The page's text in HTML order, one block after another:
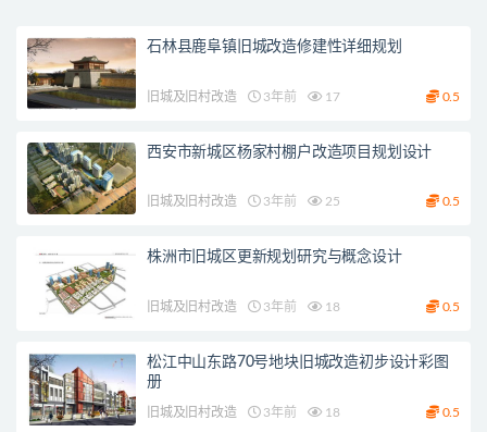
石林县鹿阜镇旧城改造修建性详细规划
旧城及旧村改造 3年前 17 0.5
西安市新城区杨家村棚户改造项目规划设计
旧城及旧村改造 3年前 25 0.5
株洲市旧城区更新规划研究与概念设计
旧城及旧村改造 3年前 18 0.5
松江中山东路70号地块旧城改造初步设计彩图
册
旧城及旧村改造 3年前 18 0.5